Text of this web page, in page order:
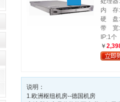
内 存
硬 盘
带 宽
IP:1个
￥
说明：
1.欧洲枢纽机房--德国机房